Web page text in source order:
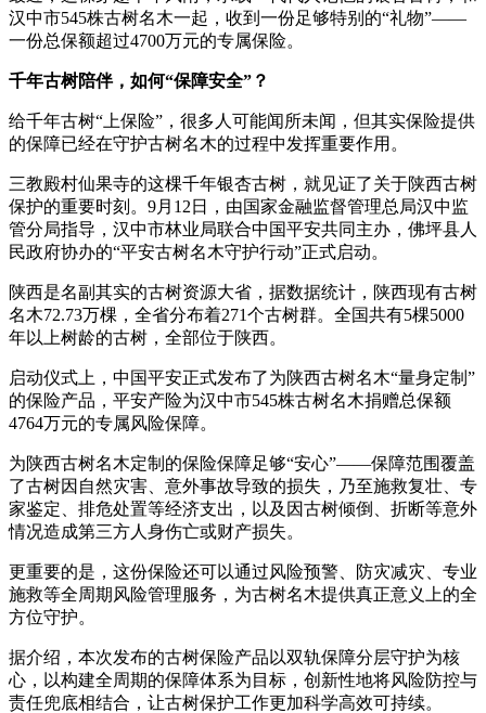
汉中市545株古树名木一起，收到一份足够特别的“礼物”——
一份总保额超过4700万元的专属保险。
千年古树陪伴，如何“保障安全”？
给千年古树“上保险”，很多人可能闻所未闻，但其实保险提供
的保障已经在守护古树名木的过程中发挥重要作用。
三教殿村仙果寺的这棵千年银杏古树，就见证了关于陕西古树
保护的重要时刻。9月12日，由国家金融监督管理总局汉中监
管分局指导，汉中市林业局联合中国平安共同主办，佛坪县人
民政府协办的“平安古树名木守护行动”正式启动。
陕西是名副其实的古树资源大省，据数据统计，陕西现有古树
名木72.73万棵，全省分布着271个古树群。全国共有5棵5000
年以上树龄的古树，全部位于陕西。
启动仪式上，中国平安正式发布了为陕西古树名木“量身定制”
的保险产品，平安产险为汉中市545株古树名木捐赠总保额
4764万元的专属风险保障。
为陕西古树名木定制的保险保障足够“安心”——保障范围覆盖
了古树因自然灾害、意外事故导致的损失，乃至施救复壮、专
家鉴定、排危处置等经济支出，以及因古树倾倒、折断等意外
情况造成第三方人身伤亡或财产损失。
更重要的是，这份保险还可以通过风险预警、防灾减灾、专业
施救等全周期风险管理服务，为古树名木提供真正意义上的全
方位守护。
据介绍，本次发布的古树保险产品以双轨保障分层守护为核
心，以构建全周期的保障体系为目标，创新性地将风险防控与
责任兜底相结合，让古树保护工作更加科学高效可持续。